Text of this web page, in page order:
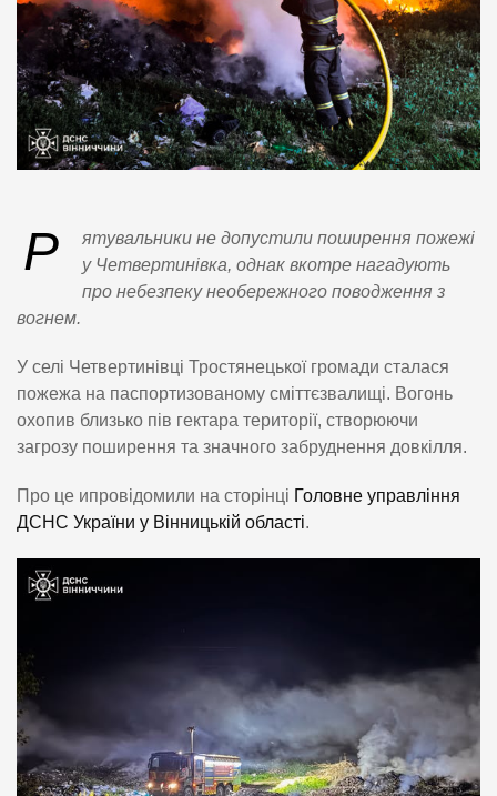
Р
ятувальники не допустили поширення пожежі
у Четвертинівка, однак вкотре нагадують
про небезпеку необережного поводження з
вогнем.
У селі Четвертинівці Тростянецької громади сталася
пожежа на паспортизованому сміттєзвалищі. Вогонь
охопив близько пів гектара території, створюючи
загрозу поширення та значного забруднення довкілля.
Про це ипровідомили на сторінці Головне управління
ДСНС України у Вінницькій області.